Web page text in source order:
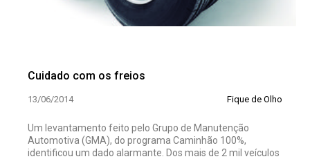
Cuidado com os freios
13/06/2014 Fique de Olho
Um levantamento feito pelo Grupo de Manutenção
Automotiva (GMA), do programa Caminhão 100%,
identificou um dado alarmante. Dos mais de 2 mil veículos